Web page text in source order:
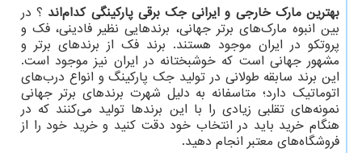
بهترین مارک خارجی و ایرانی جک برقی پارکینگی کدام‌اند ؟ در
بین انبوه مارک‌های برتر جهانی، برندهایی نظیر فادینی، فک و
پروتکو در ایران موجود هستند. برند فک از برندهای برتر و
مشهور جهانی است که خوشبختانه در ایران نیز موجود است.
این برند سابقه طولانی در تولید جک پارکینگ و انواع درب‌های
اتوماتیک دارد؛ متاسفانه به دلیل شهرت برندهای برتر جهانی
نمونه‌های تقلبی زیادی را با این برندها تولید می‌کنند که در
هنگام خرید باید در انتخاب خود دقت کنید و خرید خود را از
فروشگاه‌های معتبر انجام دهید.